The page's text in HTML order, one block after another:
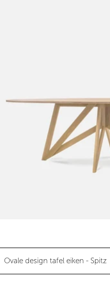
Ovale design tafel eiken - Spitz